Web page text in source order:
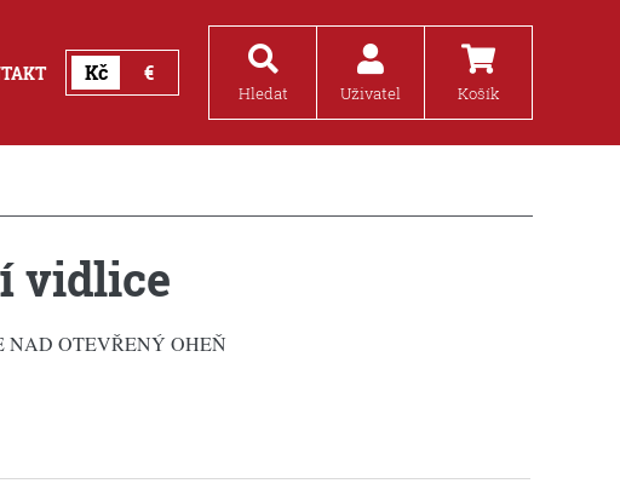
Kč €
Hledat Uživatel Košík
vidlice
NAD OTEVŘENÝ OHEŇ